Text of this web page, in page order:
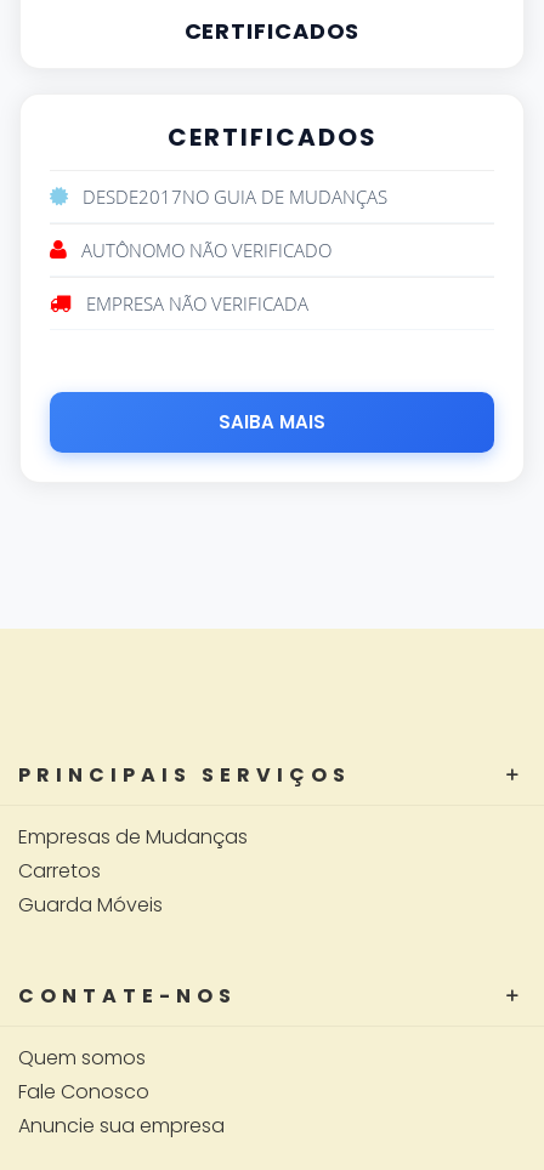
CERTIFICADOS
CERTIFICADOS
DESDE2017NO GUIA DE MUDANÇAS
AUTÔNOMO NÃO VERIFICADO
EMPRESA NÃO VERIFICADA
SAIBA MAIS
PRINCIPAIS SERVIÇOS
Empresas de Mudanças
Carretos
Guarda Móveis
CONTATE-NOS
Quem somos
Fale Conosco
Anuncie sua empresa